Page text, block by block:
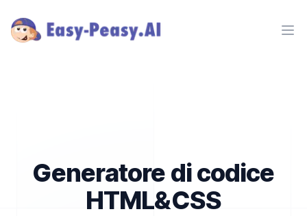
Generatore di codice
HTML&CSS